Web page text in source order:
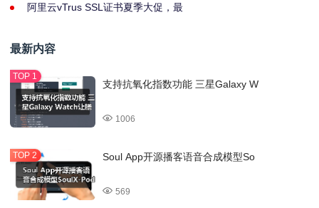
阿里云vTrus SSL证书夏季大促，最
最新内容
支持抗氧化指数功能 三星Galaxy W
1006
Soul App开源播客语音合成模型So
569